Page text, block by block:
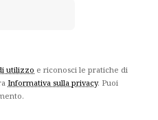
utilizzo e riconosci le pratiche di
Informativa sulla privacy. Puoi